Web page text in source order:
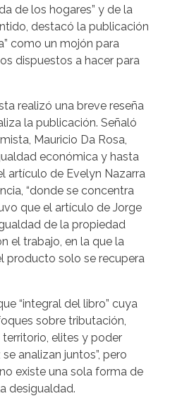
de los hogares” y de la
destacó la publicación
como un mojón para
dispuestos a hacer para
realizó una breve reseña
la publicación. Señaló
Mauricio Da Rosa,
económica y hasta
artículo de Evelyn Nazarra
“donde se concentra
que el artículo de Jorge
de la propiedad
el trabajo, en la que la
producto solo se recupera
“integral del libro” cuya
sobre tributación,
territorio, elites y poder
analizan juntos”, pero
existe una sola forma de
desigualdad.